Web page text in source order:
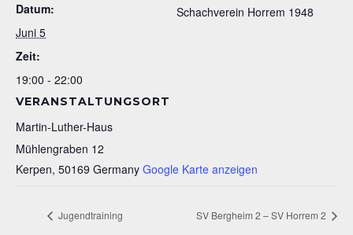
Datum:
Juni 5
Zeit:
19:00 - 22:00
VERANSTALTUNGSORT
Martin-Luther-Haus
Mühlengraben 12
Kerpen, 50169 Germany Google Karte anzeigen
Schachverein Horrem 1948
Jugendtraining SV Bergheim 2 – SV Horrem 2